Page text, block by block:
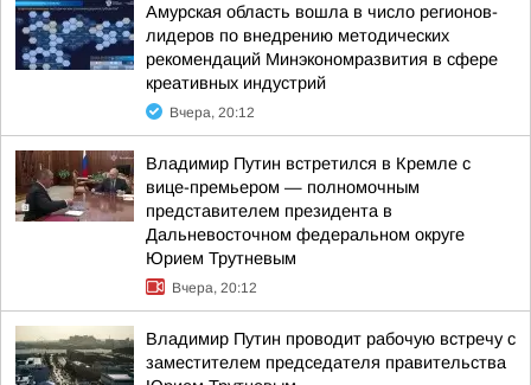
Амурская область вошла в число регионов-
лидеров по внедрению методических
рекомендаций Минэкономразвития в сфере
креативных индустрий
Вчера, 20:12
Владимир Путин встретился в Кремле с
вице-премьером — полномочным
представителем президента в
Дальневосточном федеральном округе
Юрием Трутневым
Вчера, 20:12
Владимир Путин проводит рабочую встречу с
заместителем председателя правительства